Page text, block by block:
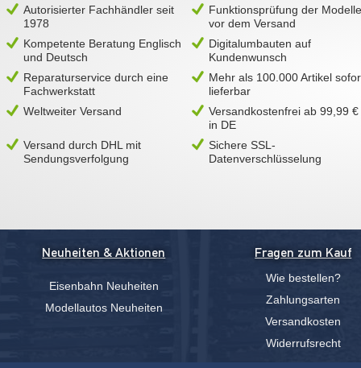
Autorisierter Fachhändler seit
1978
Funktionsprüfung der Modelle
vor dem Versand
Kompetente Beratung Englisch
und Deutsch
Digitalumbauten auf
Kundenwunsch
Reparaturservice durch eine
Fachwerkstatt
Mehr als 100.000 Artikel
lieferbar
Weltweiter Versand
Versandkostenfrei ab 99,99 €
in DE
Versand durch DHL mit
Sendungsverfolgung
Sichere SSL-
Datenverschlüsselung
Neuheiten & Aktionen
Eisenbahn Neuheiten
Modellautos Neuheiten
Fragen zum Kauf
Wie bestellen?
Zahlungsarten
Versandkosten
Widerrufsrecht